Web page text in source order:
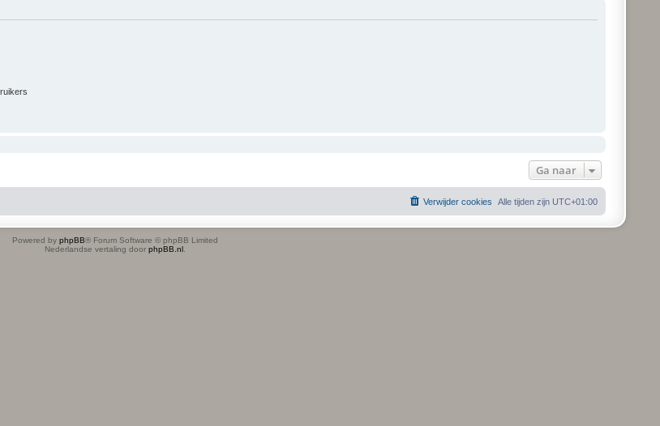
Ga naar
Alle tijden zijn UTC+01:00
Verwijder cookies
Powered by phpBB® Forum Software © phpBB Limited
Nederlandse vertaling door phpBB.nl.